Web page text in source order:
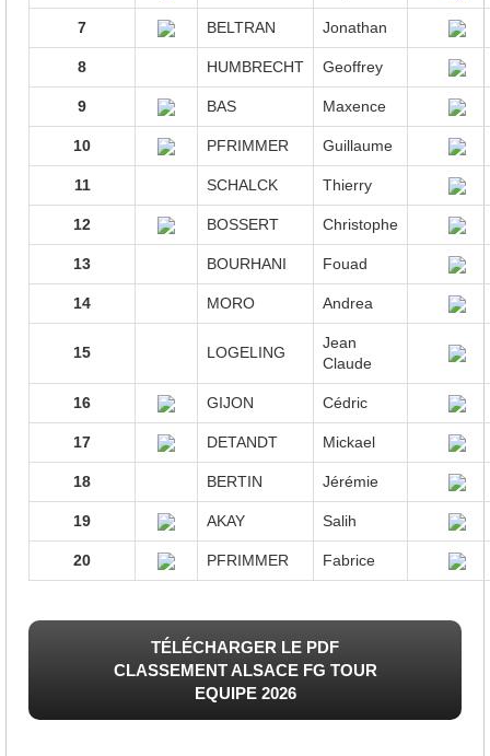
7 BELTRAN Jonathan
8 HUMBRECHT Geoffrey
9 BAS Maxence
10 PFRIMMER Guillaume
11 SCHALCK Thierry
12 BOSSERT Christophe
13 BOURHANI Fouad
14 MORO Andrea
15 LOGELING
Jean
Claude
16 GIJON Cédric
17 DETANDT Mickael
18 BERTIN Jérémie
19 AKAY Salih
20 PFRIMMER Fabrice
TÉLÉCHARGER LE PDF
CLASSEMENT ALSACE FG TOUR
EQUIPE 2026